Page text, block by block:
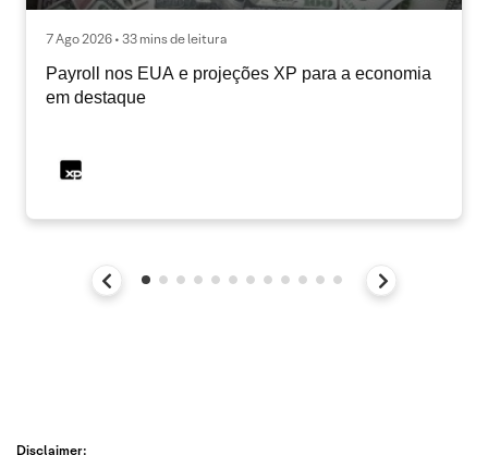
7 Ago 2026 • 33 mins de leitura
Payroll nos EUA e projeções XP para a economia
em destaque
Disclaimer: